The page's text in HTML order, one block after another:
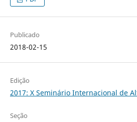
Publicado
2018-02-15
Edição
2017: X Seminário Internacional de
Seção